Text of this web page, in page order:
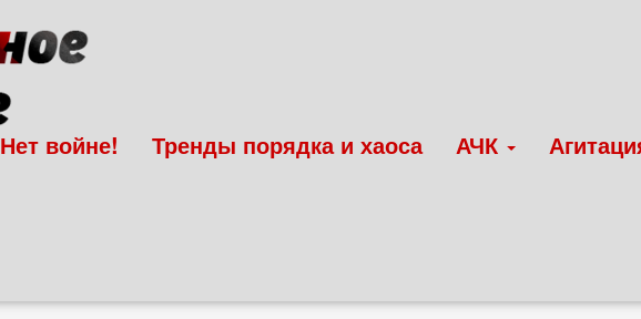
Нет войне! Тренды порядка и хаоса АЧК